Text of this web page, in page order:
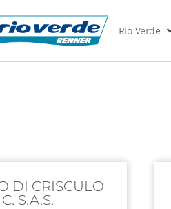
Rio Verde
DI CRISCULO
S.A.S.